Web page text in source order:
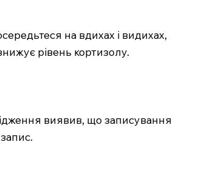
на вдихах і видихах,
рівень кортизолу.
виявив, що записування